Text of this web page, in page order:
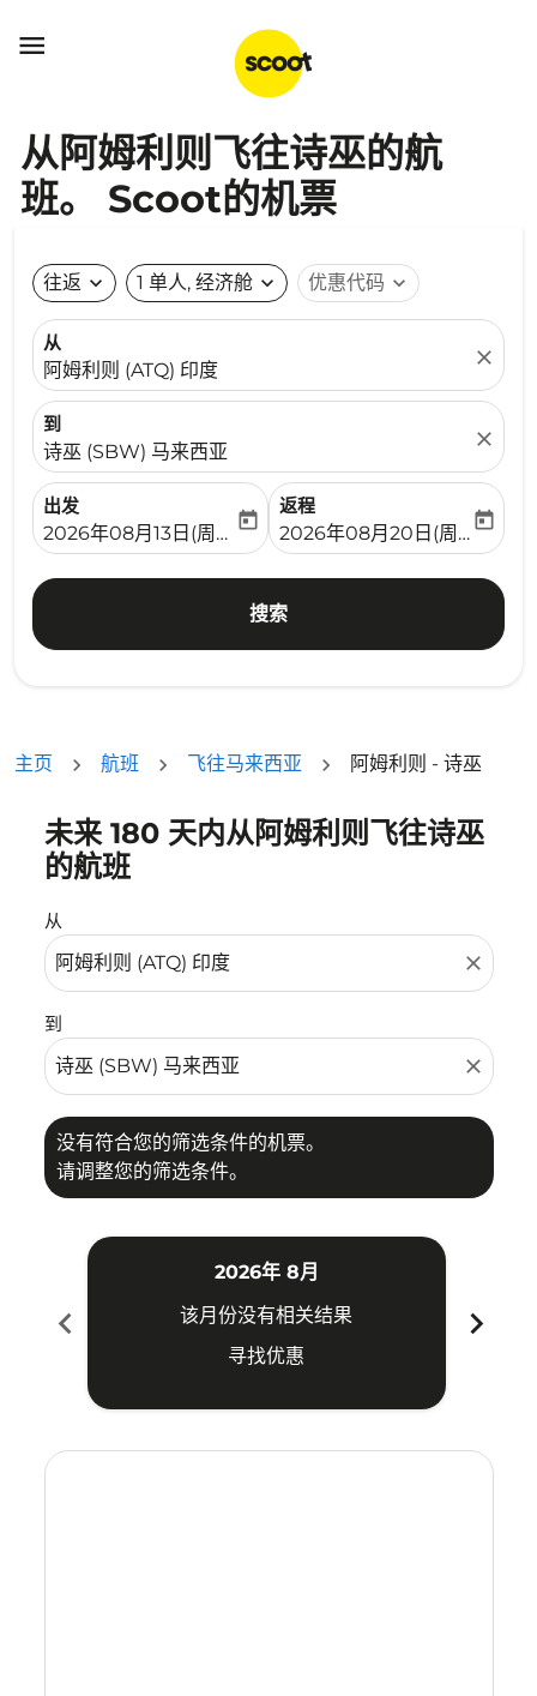

从阿姆利则飞往诗巫的航
班。 Scoot的机票
往返 expand_more 1 单人, 经济舱 expand_more 优惠代码 expand_more
从
阿姆利则 (ATQ) 印度
close
到
诗巫 (SBW) 马来西亚
close
出发
fc-booking-departure-date-aria-label
2026年08月13日(周四)
today
返程
fc-booking-return-date-
2026年08月20日(周四)
today
搜索
主页 航班 飞往马来西亚 阿姆利则 - 诗巫
未来 180 天内从阿姆利则飞往诗巫
的航班
从
close
到
close
没有符合您的筛选条件的机票。
请调整您的筛选条件。
没有符合您的筛选条件的机票。请调整您的筛选条件。
chevron_left
2026年 8月
该月份没有相关结果
寻找优惠
chevron_right